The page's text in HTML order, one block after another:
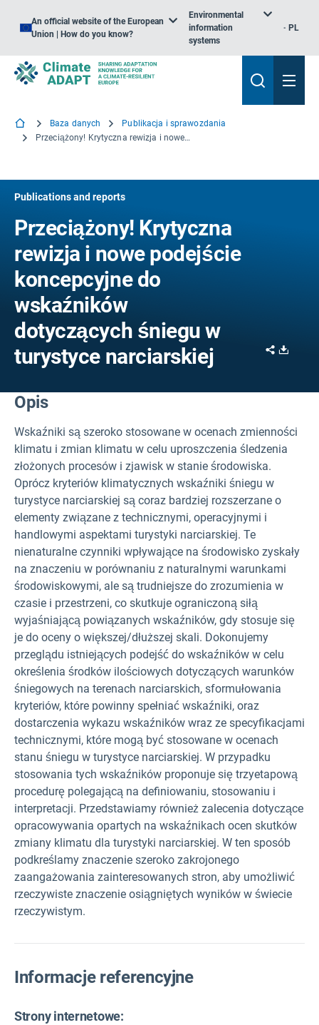
An official website of the European
Union | How do you know?
Environmental
information
systems
PL
Baza danych
Publikacja i sprawozdania
Przeciążony! Krytyczna rewizja i nowe podejście koncepcyjne do wskaźników dotyczących śniegu w turystyce narciarskiej
Publications and reports
Przeciążony! Krytyczna
rewizja i nowe podejście
koncepcyjne do
wskaźników
dotyczących śniegu w
turystyce narciarskiej
Share
Opis
Wskaźniki są szeroko stosowane w ocenach zmienności
klimatu i zmian klimatu w celu uproszczenia śledzenia
złożonych procesów i zjawisk w stanie środowiska.
Oprócz kryteriów klimatycznych wskaźniki śniegu w
turystyce narciarskiej są coraz bardziej rozszerzane o
elementy związane z technicznymi, operacyjnymi i
handlowymi aspektami turystyki narciarskiej. Te
nienaturalne czynniki wpływające na środowisko zyskały
na znaczeniu w porównaniu z naturalnymi warunkami
środowiskowymi, ale są trudniejsze do zrozumienia w
czasie i przestrzeni, co skutkuje ograniczoną siłą
wyjaśniającą powiązanych wskaźników, gdy stosuje się
je do oceny o większej/dłuższej skali. Dokonujemy
przeglądu istniejących podejść do wskaźników w celu
określenia środków ilościowych dotyczących warunków
śniegowych na terenach narciarskich, sformułowania
kryteriów, które powinny spełniać wskaźniki, oraz
dostarczenia wykazu wskaźników wraz ze specyfikacjami
technicznymi, które mogą być stosowane w ocenach
stanu śniegu w turystyce narciarskiej. W przypadku
stosowania tych wskaźników proponuje się trzyetapową
procedurę polegającą na definiowaniu, stosowaniu i
interpretacji. Przedstawiamy również zalecenia dotyczące
opracowywania opartych na wskaźnikach ocen skutków
zmiany klimatu dla turystyki narciarskiej. W ten sposób
podkreślamy znaczenie szeroko zakrojonego
zaangażowania zainteresowanych stron, aby umożliwić
rzeczywiste znaczenie osiągniętych wyników w świecie
rzeczywistym.
Informacje referencyjne
Strony internetowe: